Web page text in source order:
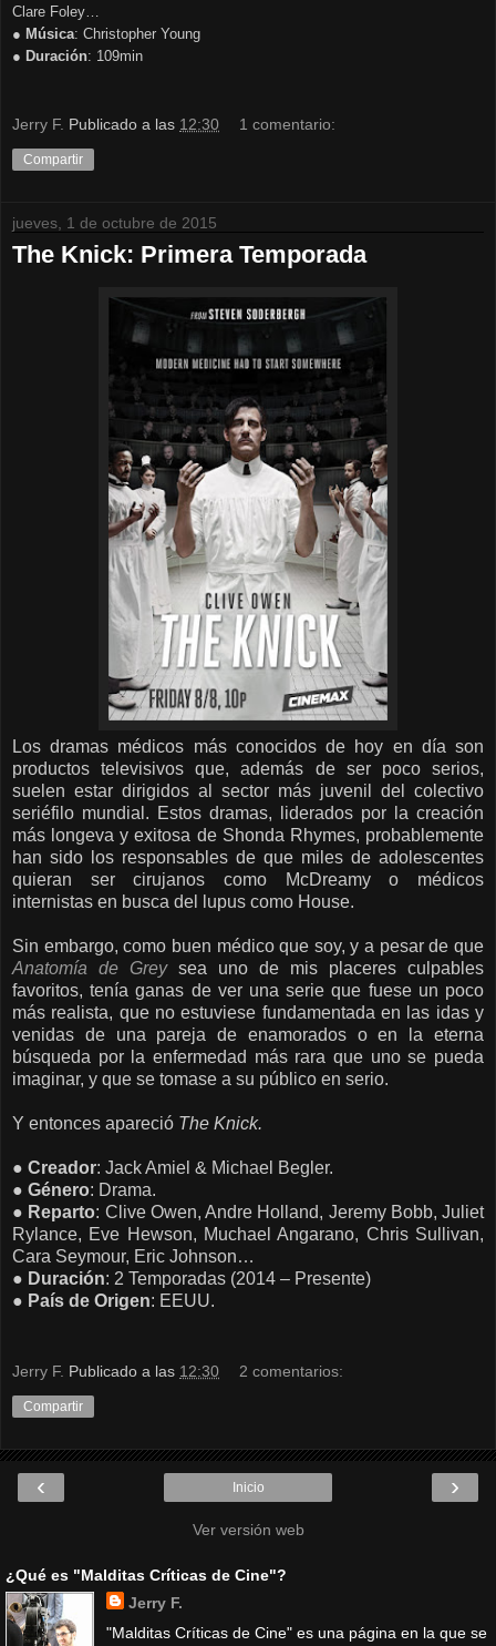
Clare Foley…
● Música: Christopher Young
● Duración: 109min
Jerry F. Publicado a las 12:30 1 comentario:
Compartir
jueves, 1 de octubre de 2015
The Knick: Primera Temporada
Los dramas médicos más conocidos de hoy en día son
productos televisivos que, además de ser poco serios,
suelen estar dirigidos al sector más juvenil del colectivo
seriéfilo mundial. Estos dramas, liderados por la creación
más longeva y exitosa de Shonda Rhymes, probablemente
han sido los responsables de que miles de adolescentes
quieran ser cirujanos como McDreamy o médicos
internistas en busca del lupus como House.
Sin embargo, como buen médico que soy, y a pesar de que
Anatomía de Greysea uno de mis placeres culpables
favoritos, tenía ganas de ver una serie que fuese un poco
más realista, que no estuviese fundamentada en las idas y
venidas de una pareja de enamorados o en la eterna
búsqueda por la enfermedad más rara que uno se pueda
imaginar, y que se tomase a su público en serio.
Y entonces apareció The Knick.
● Creador: Jack Amiel & Michael Begler.
● Género: Drama.
● Reparto: Clive Owen, Andre Holland, Jeremy Bobb, Juliet
Rylance, Eve Hewson, Muchael Angarano, Chris Sullivan,
Cara Seymour, Eric Johnson…
● Duración: 2 Temporadas (2014 – Presente)
● País de Origen: EEUU.
Jerry F. Publicado a las 12:30 2 comentarios:
Compartir
‹ ›
Inicio
Ver versión web
¿Qué es "Malditas Críticas de Cine"?
Jerry F.
"Malditas Críticas de Cine" es una página en la que se